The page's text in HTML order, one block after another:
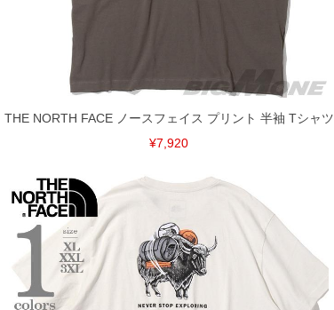
THE NORTH FACE ノースフェイス プリント 半袖 Tシャツ
¥7,920